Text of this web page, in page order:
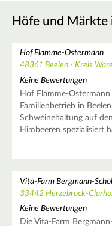
Höfe und Märkte
Hof Flamme-Ostermann
48361 Beelen - Kreis
Keine Bewertungen
Hof Flamme-
Familienbetrieb in
Schweinehaltung auf
Himbeeren spezialisiert
Vita-Farm Bergmann-
33442 Herzebrock-
Keine Bewertungen
Die Vita-Farm